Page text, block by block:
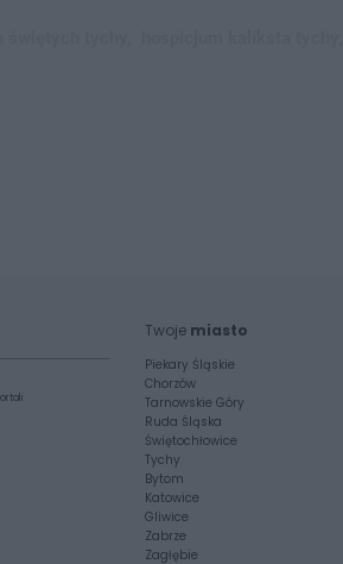
Twoje miasto
Piekary Śląskie
Chorzów
Tarnowskie Góry
Ruda Śląska
Świętochłowice
Tychy
Bytom
Katowice
Gliwice
Zabrze
Zagłębie